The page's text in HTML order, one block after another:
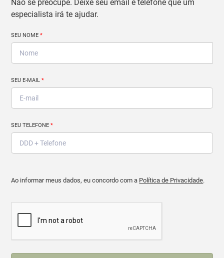
Não se preocupe. Deixe seu email e telefone que um
especialista irá te ajudar.
SEU NOME*
SEU E-MAIL*
SEU TELEFONE*
Ao informar meus dados, eu concordo com a Política de Privacidade.